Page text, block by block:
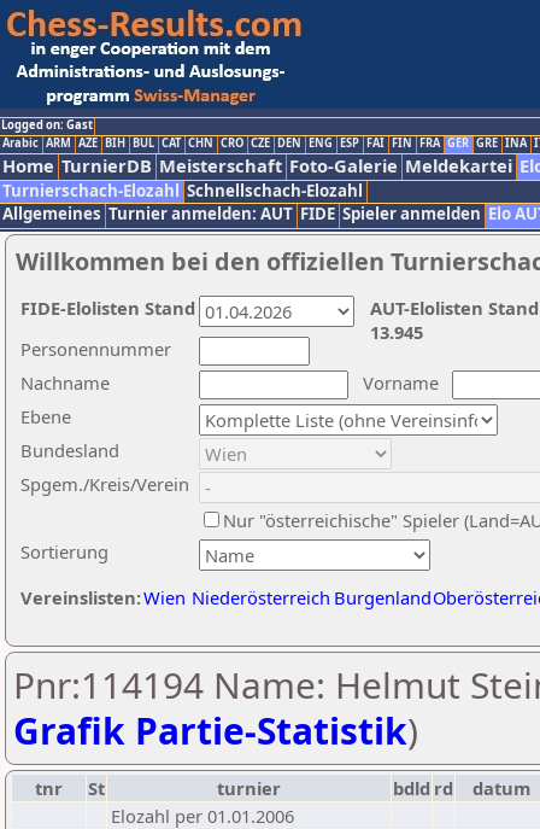
Logged on: Gast
Arabic ARM AZE BIH BUL CAT CHN CRO CZE DEN ENG ESP FAI FIN FRA GER GRE INA
Home TurnierDB Meisterschaft Foto-Galerie Meldekartei
Turnierschach-Elozahl Schnellschach-Elozahl
Allgemeines Turnier anmelden: AUT FIDE Spieler anmelden Elo
Willkommen bei den offiziellen
Nachname
Vorname
Ebene
Sortierung
Personennummer
Bundesland
Spgem./Kreis/Verein
Nur "österreichische" Spieler
Vereinslisten:Wien Niederösterreich Burgenland
AUT-Elolisten
13.945
FIDE-Elolisten Stand
Pnr:114194 Name: Helmut
Grafik Partie-Statistik)
tnr St turnier bdld rd
datum
Elozahl per 01.01.2006